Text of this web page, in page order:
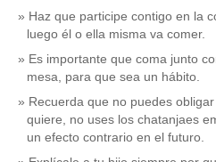
Haz que participe contigo en la
luego él o ella misma va comer.
Es importante que coma junto
mesa, para que sea un hábito.
Recuerda que no puedes
quiere, no uses los chatanjaes
un efecto contrario en el futuro.